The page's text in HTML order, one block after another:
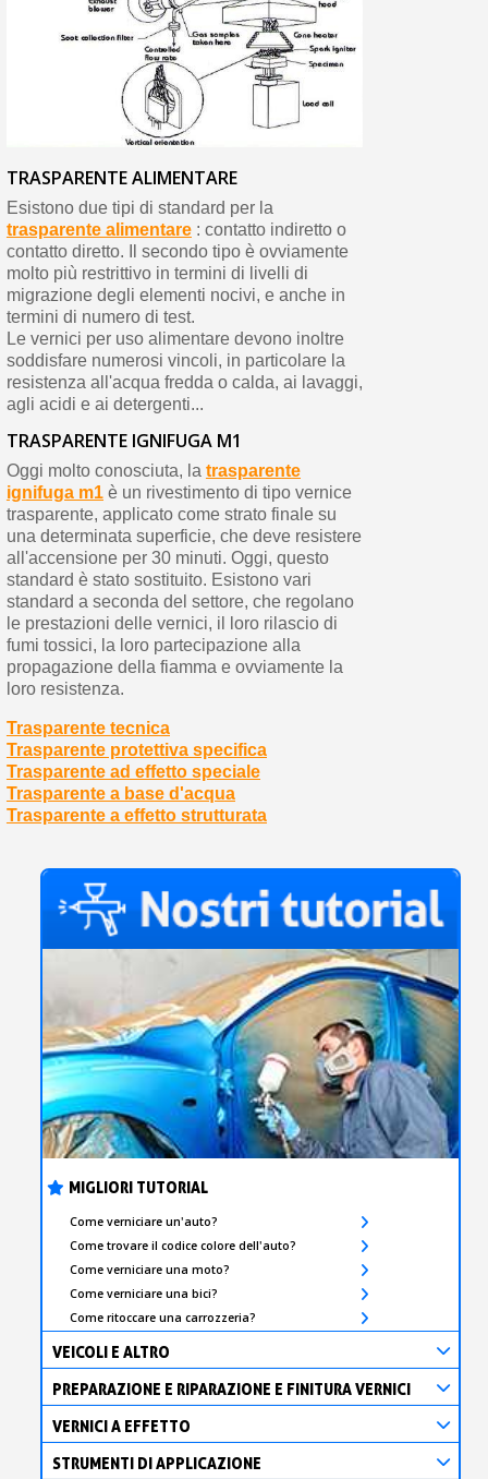
MIGLIORI TUTORIAL
Come verniciare un'auto?
Come trovare il codice colore dell'auto?
Come verniciare una moto?
Come verniciare una bici?
Come ritoccare una carrozzeria?
VEICOLI E ALTRO
PREPARAZIONE E RIPARAZIONE E FINITURA VERNICI
VERNICI A EFFETTO
STRUMENTI DI APPLICAZIONE
TRASPARENTE ALIMENTARE
Esistono due tipi di standard per la
trasparente alimentare: contatto indiretto o
contatto diretto. Il secondo tipo è ovviamente
molto più restrittivo in termini di livelli di
migrazione degli elementi nocivi, e anche in
termini di numero di test.
Le vernici per uso alimentare devono inoltre
soddisfare numerosi vincoli, in particolare la
resistenza all'acqua fredda o calda, ai lavaggi,
agli acidi e ai detergenti...
TRASPARENTE IGNIFUGA M1
Oggi molto conosciuta, la trasparente
ignifuga m1è un rivestimento di tipo vernice
trasparente, applicato come strato finale su
una determinata superficie, che deve resistere
all'accensione per 30 minuti. Oggi, questo
standard è stato sostituito. Esistono vari
standard a seconda del settore, che regolano
le prestazioni delle vernici, il loro rilascio di
fumi tossici, la loro partecipazione alla
propagazione della fiamma e ovviamente la
loro resistenza.
Trasparente tecnica
Trasparente protettiva specifica
Trasparente ad effetto speciale
Trasparente a base d'acqua
Trasparente a effetto strutturata